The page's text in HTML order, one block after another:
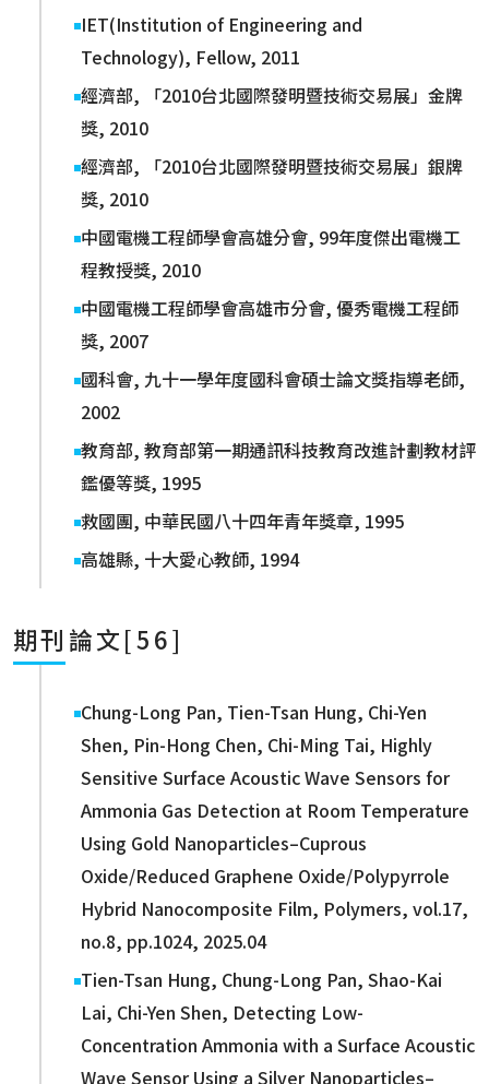
IET(Institution of Engineering and
Technology), Fellow, 2011
經濟部, 「2010台北國際發明暨技術交易展」金牌
獎, 2010
經濟部, 「2010台北國際發明暨技術交易展」銀牌
獎, 2010
中國電機工程師學會高雄分會, 99年度傑出電機工
程教授獎, 2010
中國電機工程師學會高雄市分會, 優秀電機工程師
獎, 2007
國科會, 九十一學年度國科會碩士論文獎指導老師,
2002
教育部, 教育部第一期通訊科技教育改進計劃教材評
鑑優等獎, 1995
救國團, 中華民國八十四年青年獎章, 1995
高雄縣, 十大愛心教師, 1994
期刊論文[56]
Chung-Long Pan, Tien-Tsan Hung, Chi-Yen
Shen, Pin-Hong Chen, Chi-Ming Tai, Highly
Sensitive Surface Acoustic Wave Sensors for
Ammonia Gas Detection at Room Temperature
Using Gold Nanoparticles–Cuprous
Oxide/Reduced Graphene Oxide/Polypyrrole
Hybrid Nanocomposite Film, Polymers, vol.17,
no.8, pp.1024, 2025.04
Tien-Tsan Hung, Chung-Long Pan, Shao-Kai
Lai, Chi-Yen Shen, Detecting Low-
Concentration Ammonia with a Surface Acoustic
Wave Sensor Using a Silver Nanoparticles–